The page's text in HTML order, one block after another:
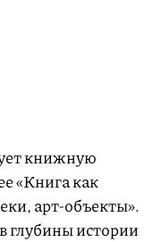
книжную
«Книга как
арт-объекты».
глубины истории